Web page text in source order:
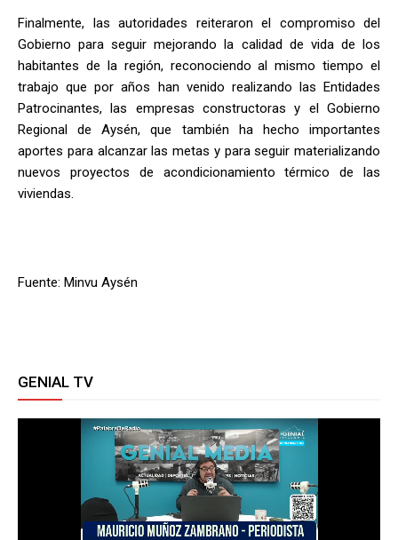
Finalmente, las autoridades reiteraron el compromiso del
Gobierno para seguir mejorando la calidad de vida de los
habitantes de la región, reconociendo al mismo tiempo el
trabajo que por años han venido realizando las Entidades
Patrocinantes, las empresas constructoras y el Gobierno
Regional de Aysén, que también ha hecho importantes
aportes para alcanzar las metas y para seguir materializando
nuevos proyectos de acondicionamiento térmico de las
viviendas.
Fuente: Minvu Aysén
GENIAL TV